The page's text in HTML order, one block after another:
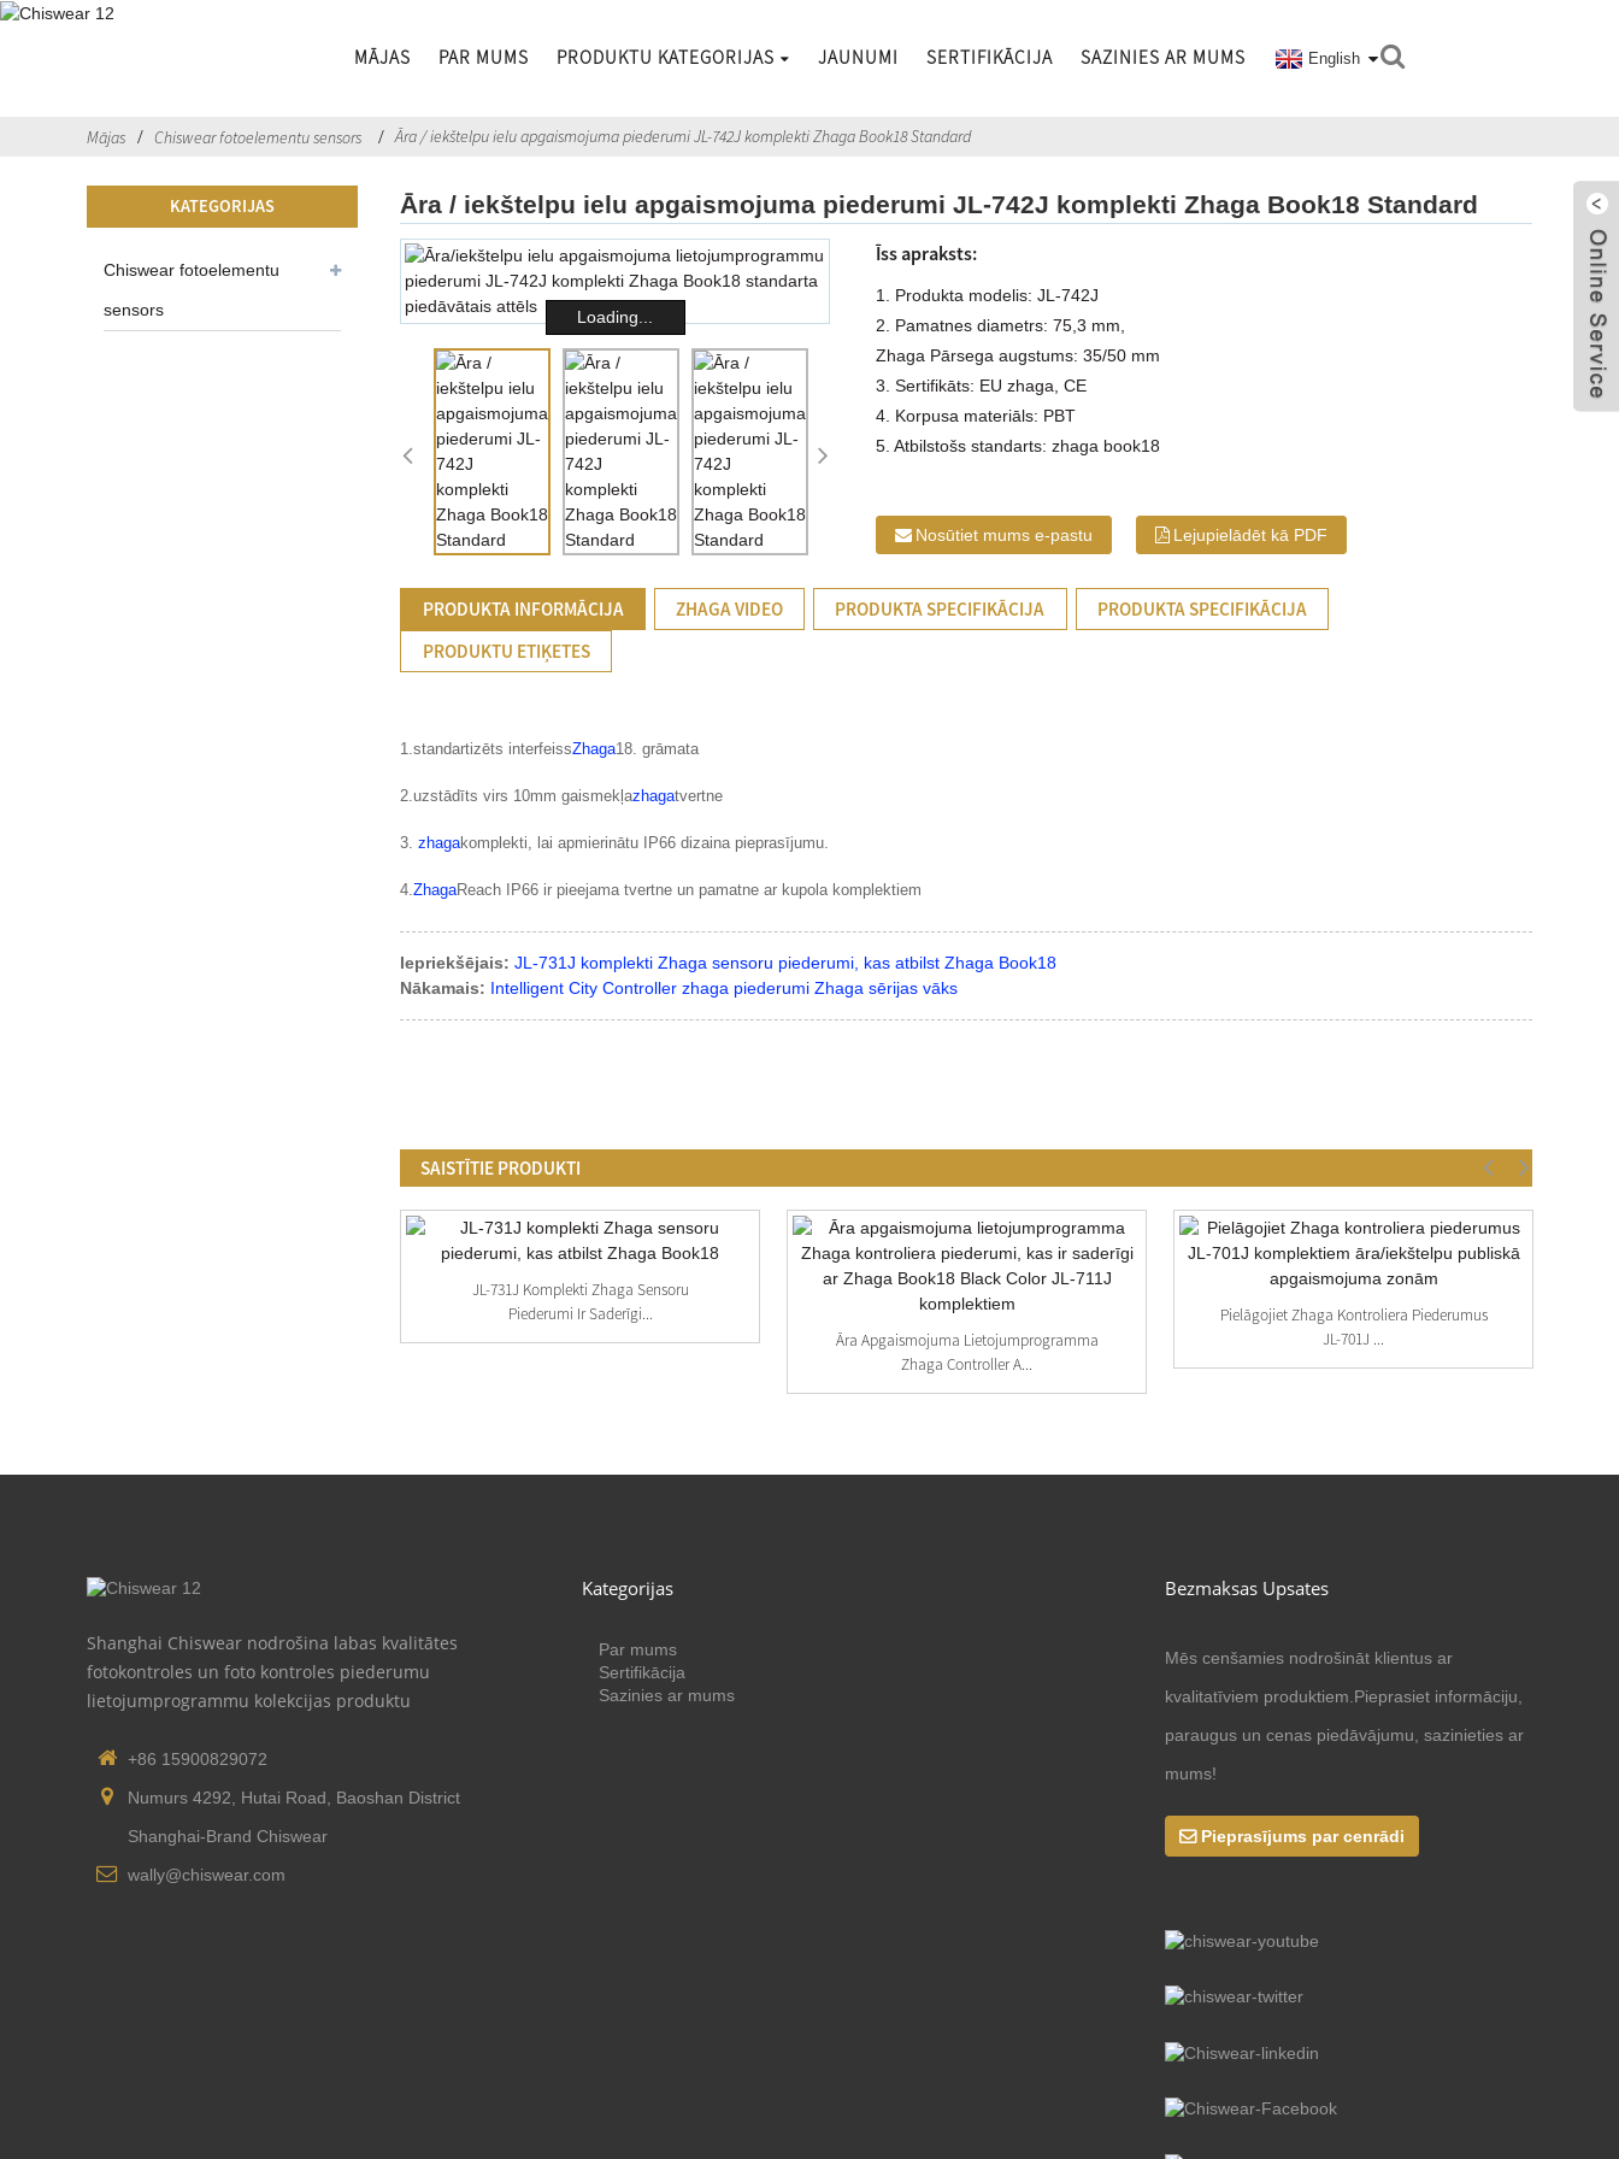
MĀJAS PAR MUMS PRODUKTU KATEGORIJAS JAUNUMI SERTIFIKĀCIJA SAZINIES AR MUMS English
Mājas Chiswear fotoelementu sensors Āra / iekštelpu ielu apgaismojuma piederumi JL-742J komplekti Zhaga Book18 Standard
KATEGORIJAS
Chiswear fotoelementu
sensors
Āra / iekštelpu ielu apgaismojuma piederumi JL-742J komplekti Zhaga Book18 Standard
Loading...
Īss apraksts:
1. Produkta modelis: JL-742J
2. Pamatnes diametrs: 75,3 mm,
Zhaga Pārsega augstums: 35/50 mm
3. Sertifikāts: EU zhaga, CE
4. Korpusa materiāls: PBT
5. Atbilstošs standarts: zhaga book18
Nosūtiet mums e-pastu Lejupielādēt kā PDF
PRODUKTA INFORMĀCIJA ZHAGA VIDEO PRODUKTA SPECIFIKĀCIJA
PRODUKTA SPECIFIKĀCIJA
PRODUKTU ETIĶETES
1.standartizēts interfeissZhaga18. grāmata
2.uzstādīts virs 10mm gaismekļazhagatvertne
3.zhagakomplekti, lai apmierinātu IP66 dizaina pieprasījumu.
4.ZhagaReach IP66 ir pieejama tvertne un pamatne ar kupola komplektiem
Iepriekšējais: JL-731J komplekti Zhaga sensoru piederumi, kas atbilst Zhaga Book18
Nākamais: Intelligent City Controller zhaga piederumi Zhaga sērijas vāks
SAISTĪTIE PRODUKTI
JL-731J Komplekti Zhaga Sensoru
Piederumi Ir Saderīgi...
Āra Apgaismojuma Lietojumprogramma
Zhaga Controller A...
Pielāgojiet Zhaga Kontroliera Piederumus
JL-701J ...
Shanghai Chiswear nodrošina labas kvalitātes
fotokontroles un foto kontroles piederumu
lietojumprogrammu kolekcijas produktu
+86 15900829072
Numurs 4292, Hutai Road, Baoshan District
Shanghai-Brand Chiswear
wally@chiswear.com
Kategorijas
Par mums
Sertifikācija
Sazinies ar mums
Bezmaksas Upsates
Mēs cenšamies nodrošināt klientus ar
kvalitatīviem produktiem.Pieprasiet informāciju,
paraugus un cenas piedāvājumu, sazinieties ar
mums!
Pieprasījums par cenrādi